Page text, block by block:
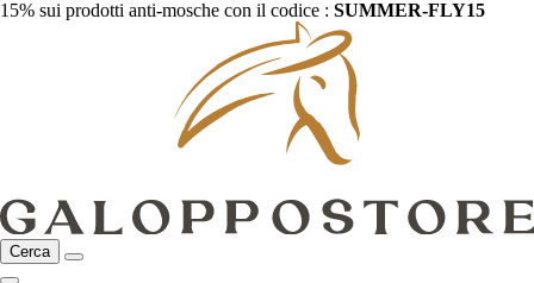
15% sui prodotti anti-mosche con il codice : SUMMER-FLY15
Cerca